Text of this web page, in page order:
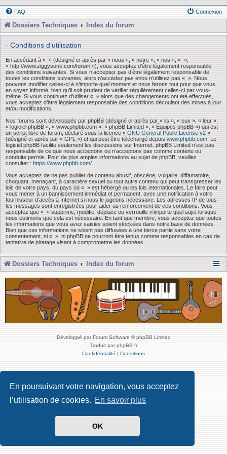
En poursuivant votre navigation, vous acceptez
l’utilisation de cookies. En savoir plus
OK
FAQ Connexion
Dossiers Techniques Index du forum
- Conditions d’utilisation
En accédant à « » (désigné ci-après par « nous », « notre », « nos », « »,
« http://www.ziggysono.com/forum »), vous acceptez d’être légalement responsable
des conditions suivantes. Si vous n’acceptez pas d’être légalement responsable de
toutes les conditions suivantes, alors n’accédez pas et/ou n’utilisez pas « ». Nous
pouvons modifier celles-ci à n’importe quel moment et nous ferons tout pour que vous
en soyez informé, bien qu’il soit prudent de vérifier régulièrement celles-ci par vous-
même. Si vous continuez d’utiliser « » alors que des changements ont été effectués,
vous acceptez d’être légalement responsable des conditions découlant des mises à jour
et/ou modifications.
Nos forums sont développés par phpBB (désigné ci-après par « ils », « eux », « leur »,
« logiciel phpBB », « www.phpbb.com », « phpBB Limited », « Équipes phpBB ») qui est
un script libre de forum, déclaré sous la licence « GNU General Public License v2 »
(désigné ci-après par « GPL ») et qui peut être téléchargé depuis www.phpbb.com . Le
logiciel phpBB facilite seulement les discussions sur Internet. phpBB Limited n’est pas
responsable de ce que nous acceptons ou n’acceptons pas comme contenu ou
conduite permis. Pour de plus amples informations au sujet de phpBB, veuillez
consulter : https://www.phpbb.com/
Vous acceptez de ne pas publier de contenu abusif, obscène, vulgaire, diffamatoire,
choquant, menaçant, à caractère sexuel ou tout autre contenu qui peut transgresser les
lois de votre pays, du pays où « » est hébergé ou les lois internationales. Le faire peut
vous mener à un bannissement immédiat et permanent, avec une notification à votre
fournisseur d’accès à Internet si nous le jugeons nécessaire. Les adresses IP de tous
les messages sont enregistrées pour aider au renforcement de ces conditions. Vous
acceptez que « » supprime, modifie, déplace ou verrouille n’importe quel sujet lorsque
nous estimons que cela est nécessaire. En tant que membre, vous acceptez que toutes
les informations que vous avez saisies soient stockées dans notre base de données.
Bien que ces informations ne soient pas diffusées à une tierce partie sans votre
consentement, ni « », ni phpBB ne pourront être tenus comme responsables en cas de
tentative de piratage visant à compromettre les données.
Dossiers Techniques Index du forum
Développé par Forum Software © phpBB Limited
Traduit par phpBB-fr
Confidentialité | Conditions